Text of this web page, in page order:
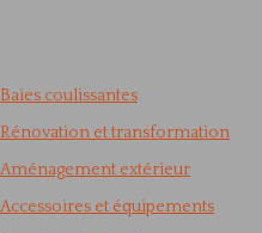
Baies coulissantes
Rénovation et transformation
Aménagement extérieur
Accessoires et équipements